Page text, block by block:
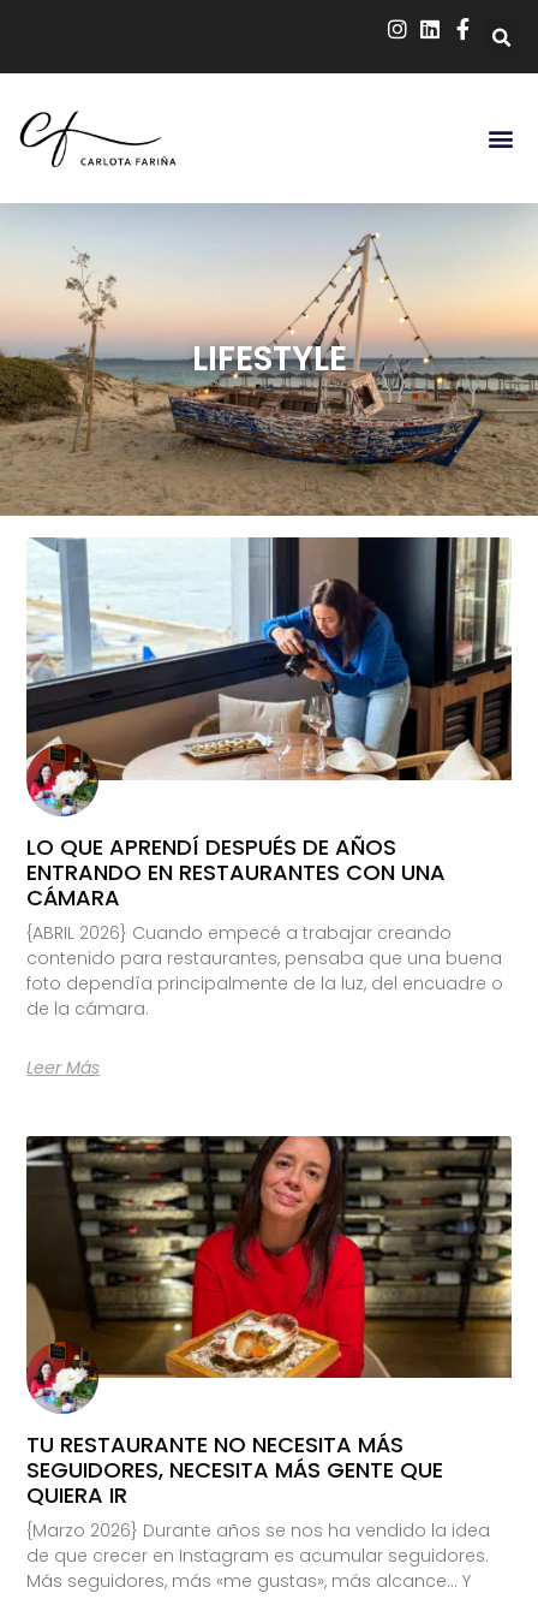
LIFESTYLE
LO QUE APRENDÍ DESPUÉS DE AÑOS
ENTRANDO EN RESTAURANTES CON UNA
CÁMARA
{ABRIL 2026} Cuando empecé a trabajar creando
contenido para restaurantes, pensaba que una buena
foto dependía principalmente de la luz, del encuadre o
de la cámara.
Leer Más
TU RESTAURANTE NO NECESITA MÁS
SEGUIDORES, NECESITA MÁS GENTE QUE
QUIERA IR
{Marzo 2026} Durante años se nos ha vendido la idea
de que crecer en Instagram es acumular seguidores.
Más seguidores, más «me gustas», más alcance… Y